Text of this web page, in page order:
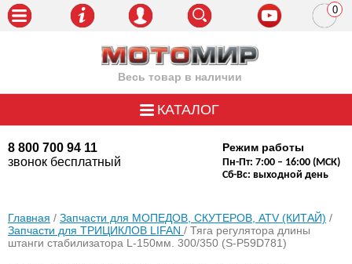
Весь товар в наличии
8 800 700 94 11
звонок бесплатный
Режим работы
Пн-Пт: 7:00 – 16:00 (МСК)
Сб-Вс: выходной день
0
КАТАЛОГ
Главная / Запчасти для МОПЕДОВ, СКУТЕРОВ, ATV (КИТАЙ) /
Запчасти для ТРИЦИКЛОВ LIFAN / Тяга регулятора длины
штанги стабилизатора L-150мм. 300/350 (S-P59D781)